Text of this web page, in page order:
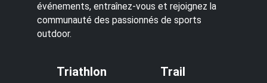
événements, entraînez-vous et rejoignez la
communauté des passionnés de sports
outdoor.
Triathlon Trail